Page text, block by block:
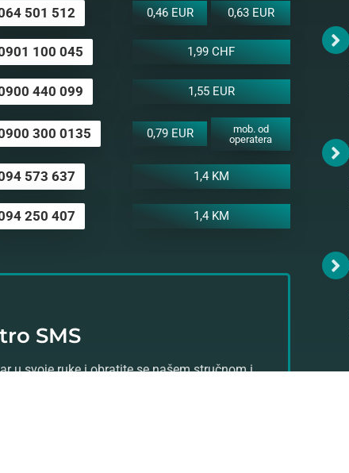
501 512 0,46 EUR 0,63 EUR
100 045 1,99 CHF
440 099 1,55 EUR
300 0135 0,79 EUR
mob. od
operatera
573 637 1,4 KM
250 407 1,4 KM
SMS
u svoje ruke i obratite se našem stručnom i